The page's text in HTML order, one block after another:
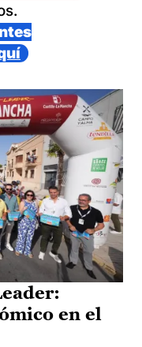
en el